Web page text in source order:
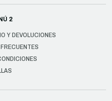
2
Y DEVOLUCIONES